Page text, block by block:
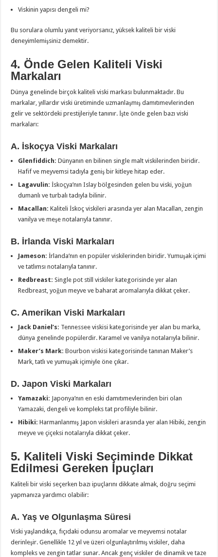
Viskinin yapısı dengeli mi?
Bu sorulara olumlu yanıt veriyorsanız, yüksek kaliteli bir viski
deneyimlemişsiniz demektir.
4. Önde Gelen Kaliteli Viski
Markaları
Dünya genelinde birçok kaliteli viski markası bulunmaktadır. Bu
markalar, yıllardır viski üretiminde uzmanlaşmış damıtımevlerinden
gelir ve sektördeki prestijleriyle tanınır. İşte önde gelen bazı viski
markaları:
A. İskoçya Viski Markaları
Glenfiddich: Dünyanın en bilinen single malt viskilerinden biridir.
Hafif ve meyvemsi tadıyla geniş bir kitleye hitap eder.
Lagavulin: İskoçya’nın Islay bölgesinden gelen bu viski, yoğun
dumanlı ve turbalı tadıyla bilinir.
Macallan: Kaliteli İskoç viskileri arasında yer alan Macallan, zengin
vanilya ve meşe notalarıyla tanınır.
B. İrlanda Viski Markaları
Jameson: İrlanda’nın en popüler viskilerinden biridir. Yumuşak içimi
ve tatlımsı notalarıyla tanınır.
Redbreast: Single pot still viskiler kategorisinde yer alan
Redbreast, yoğun meyve ve baharat aromalarıyla dikkat çeker.
C. Amerikan Viski Markaları
Jack Daniel’s: Tennessee viskisi kategorisinde yer alan bu marka,
dünya genelinde popülerdir. Karamel ve vanilya notalarıyla bilinir.
Maker’s Mark: Bourbon viskisi kategorisinde tanınan Maker’s
Mark, tatlı ve yumuşak içimiyle öne çıkar.
D. Japon Viski Markaları
Yamazaki: Japonya’nın en eski damıtımevlerinden biri olan
Yamazaki, dengeli ve kompleks tat profiliyle bilinir.
Hibiki: Harmanlanmış Japon viskileri arasında yer alan Hibiki, zengin
meyve ve çiçeksi notalarıyla dikkat çeker.
5. Kaliteli Viski Seçiminde Dikkat
Edilmesi Gereken İpuçları
Kaliteli bir viski seçerken bazı ipuçlarını dikkate almak, doğru seçimi
yapmanıza yardımcı olabilir:
A. Yaş ve Olgunlaşma Süresi
Viski yaşlandıkça, fıçıdaki odunsu aromalar ve meyvemsi notalar
derinleşir. Genellikle 12 yıl ve üzeri olgunlaştırılmış viskiler, daha
kompleks ve zengin tatlar sunar. Ancak genç viskiler de dinamik ve taze